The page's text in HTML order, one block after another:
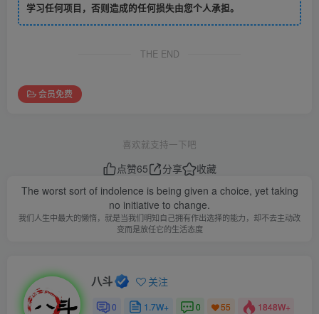
学习任何项目，否则造成的任何损失由您个人承担。
THE END
会员免费
喜欢就支持一下吧
点赞65 分享
收藏
The worst sort of indolence is being given a choice, yet taking
no initiative to change.
我们人生中最大的懒惰，就是当我们明知自己拥有作出选择的能力，却不去主动改
变而是放任它的生活态度
八斗 关注
0 1.7W+ 0 55 1848W+